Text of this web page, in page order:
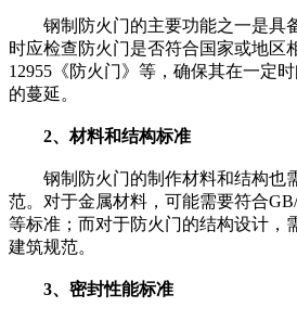
钢制防火门的主要功能之一是具
时应检查防火门是否符合国家或地区
12955《防火门》等，确保其在一定
的蔓延。
2、材料和结构标准
钢制防火门的制作材料和结构也
范。对于金属材料，可能需要符合
等标准；而对于防火门的结构设计，
建筑规范。
3、密封性能标准